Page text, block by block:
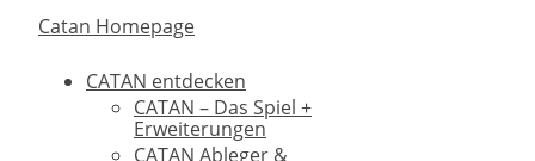
Catan Homepage
CATAN entdecken
CATAN – Das Spiel +
Erweiterungen
CATAN Ableger &